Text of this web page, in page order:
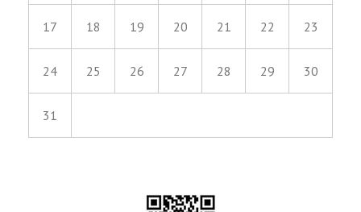
17 18 19 20 21 22 23
24 25 26 27 28 29 30
31